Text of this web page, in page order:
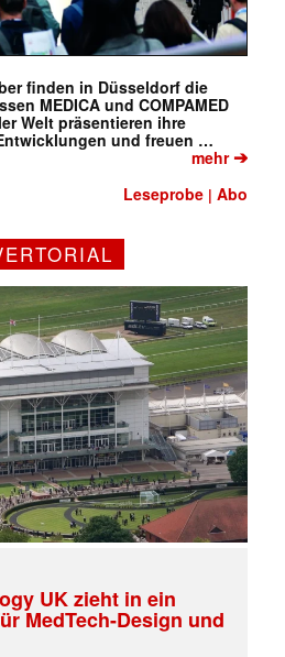
finden in Düsseldorf die
MEDICA und COMPAMED
Welt präsentieren ihre
und freuen …
mehr➔
Leseprobe |Abo
UK zieht in ein
MedTech-Design und